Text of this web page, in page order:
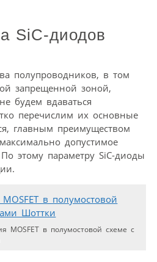
SiC-диодов
полупроводников, в том
запрещенной зоной,
будем вдаваться
перечислим их основные
главным преимуществом
допустимое
этому параметру SiC-диоды
MOSFET в полумостовой схеме с